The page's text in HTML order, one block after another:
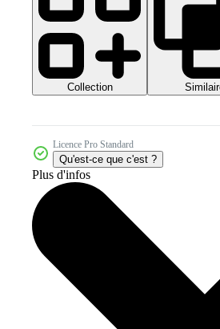
Collection
Licence Pro Standard
Qu'est-ce que c'est ?
Plus d'infos